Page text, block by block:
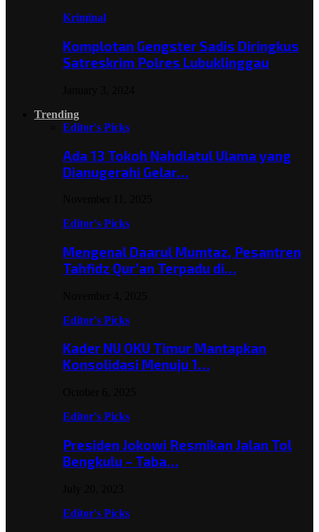
Kriminal
Komplotan Gengster Sadis Diringkus
Satreskrim Polres Lubuklinggau
Trending
Editor's Picks
Ada 13 Tokoh Nahdlatul Ulama yang
Dianugerahi Gelar…
Editor's Picks
Mengenal Daarul Mumtaz, Pesantren
Tahfidz Qur’an Terpadu di…
Editor's Picks
Kader NU OKU Timur Mantapkan
Konsolidasi Menuju 1…
Editor's Picks
Presiden Jokowi Resmikan Jalan Tol
Bengkulu – Taba…
Editor's Picks